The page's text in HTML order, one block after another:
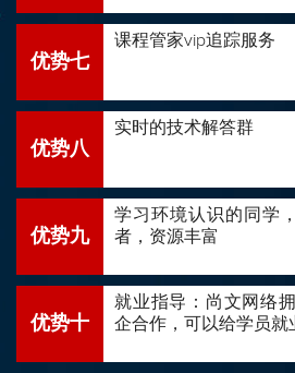
优势七
课程管家vip追踪服务
优势八
实时的技术解答群
优势九
学习环境认识的同学
者，资源丰富
优势十
就业指导：尚文网络
企合作，可以给学员就